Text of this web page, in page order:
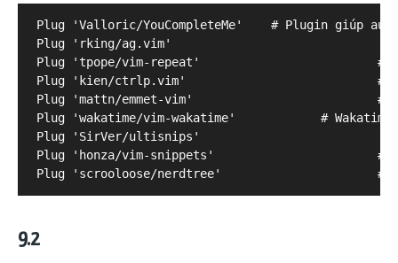
Plug 'Valloric/YouCompleteMe'    # Plugin giúp
Plug 'rking/ag.vim'					# Plugin giúp search multiple file nhanh hơn
Plug 'tpope/vim-repeat'				# Hỗ trợ dùng "." cho 1 số custom operator
Plug 'kien/ctrlp.vim'				# Plugin của 1 anh người Việt, bring fuzzy search file
Plug 'mattn/emmet-vim'				# Emmet for Vim
Plug 'wakatime/vim-wakatime'		# Wakatime, thống kê thời gian code của bạn trên Vim
Plug 'SirVer/ultisnips'
Plug 'honza/vim-snippets'			# Hỗ trợ viết snippets
9.2